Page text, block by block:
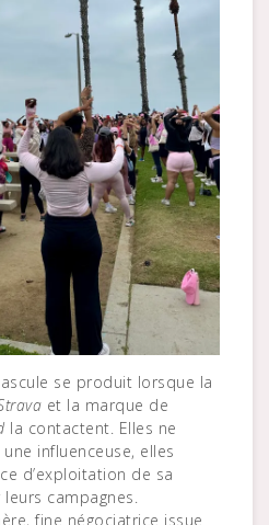
se produit lorsque la
et la marque de
la contactent. Elles ne
influenceuse, elles
d’exploitation de sa
campagnes.
fine négociatrice issue